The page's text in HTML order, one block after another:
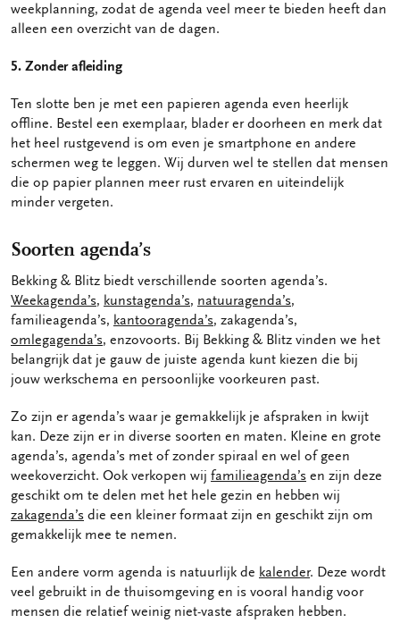
weekplanning, zodat de agenda veel meer te bieden heeft dan
alleen een overzicht van de dagen.
5. Zonder afleiding
Ten slotte ben je met een papieren agenda even heerlijk
offline. Bestel een exemplaar, blader er doorheen en merk dat
het heel rustgevend is om even je smartphone en andere
schermen weg te leggen. Wij durven wel te stellen dat mensen
die op papier plannen meer rust ervaren en uiteindelijk
minder vergeten.
Soorten agenda’s
Bekking & Blitz biedt verschillende soorten agenda’s.
Weekagenda’s, kunstagenda’s, natuuragenda’s,
familieagenda’s, kantooragenda’s, zakagenda’s,
omlegagenda’s, enzovoorts. Bij Bekking & Blitz vinden we het
belangrijk dat je gauw de juiste agenda kunt kiezen die bij
jouw werkschema en persoonlijke voorkeuren past.
Zo zijn er agenda’s waar je gemakkelijk je afspraken in kwijt
kan. Deze zijn er in diverse soorten en maten. Kleine en grote
agenda’s, agenda’s met of zonder spiraal en wel of geen
weekoverzicht. Ook verkopen wij familieagenda’s en zijn deze
geschikt om te delen met het hele gezin en hebben wij
zakagenda’s die een kleiner formaat zijn en geschikt zijn om
gemakkelijk mee te nemen.
Een andere vorm agenda is natuurlijk de kalender. Deze wordt
veel gebruikt in de thuisomgeving en is vooral handig voor
mensen die relatief weinig niet-vaste afspraken hebben.